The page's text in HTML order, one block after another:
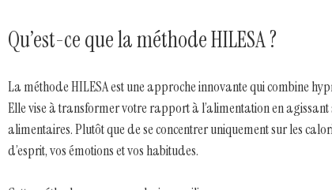
Qu’est-ce que la méthode HILESA ?
La méthode HILESA est une approche innovante qui combine
Elle vise à transformer votre rapport à l’alimentation en
alimentaires. Plutôt que de se concentrer uniquement sur les
d’esprit, vos émotions et vos habitudes.